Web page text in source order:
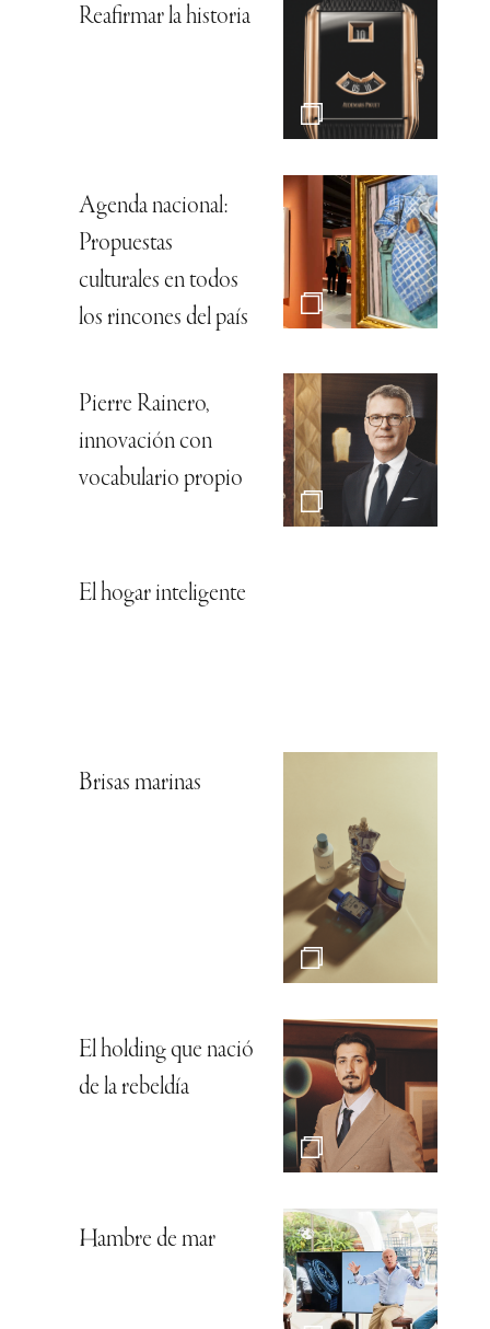
Reafirmar la historia
Agenda nacional:
Propuestas
culturales en todos
los rincones del país
Pierre Rainero,
innovación con
vocabulario propio
El hogar inteligente
Brisas marinas
El holding que nació
de la rebeldía
Hambre de mar